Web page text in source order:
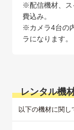
※配信機材、ス
費込み。
※カメラ4台の
レンタル機
以下の機材に関し